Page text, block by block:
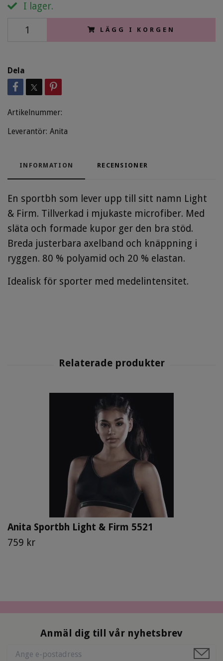
I lager.
LÄGG I KORGEN
Dela
Artikelnummer:
Leverantör: Anita
INFORMATION RECENSIONER
En sportbh som lever upp till sitt namn Light
& Firm. Tillverkad i mjukaste microfiber. Med
släta och formade kupor ger den bra stöd.
Breda justerbara axelband och knäppning i
ryggen. 80 % polyamid och 20 % elastan.
Idealisk för sporter med medelintensitet.
Anita Sportbh Light & Firm 5521
759 kr
Anmäl dig till vår nyhetsbrev